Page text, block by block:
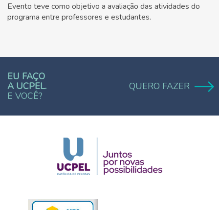
Evento teve como objetivo a avaliação das atividades do
programa entre professores e estudantes.
EU FAÇO
A UCPEL.
E VOCÊ?
QUERO FAZER